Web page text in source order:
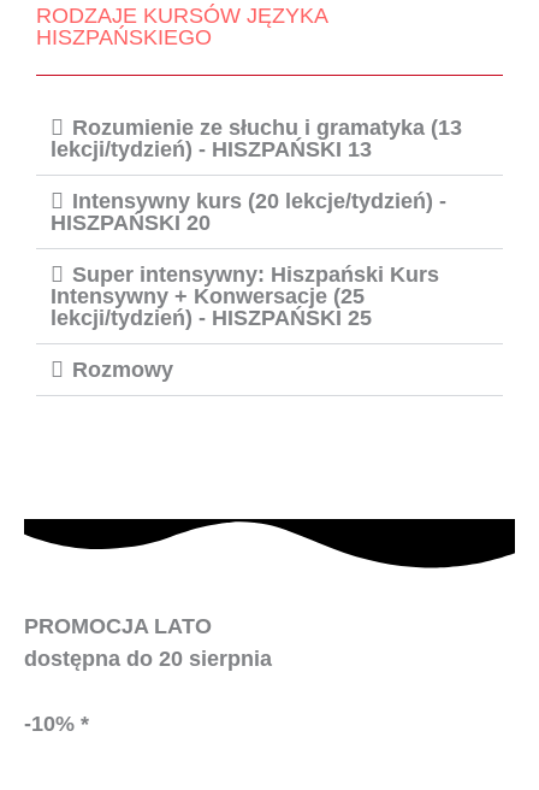
RODZAJE KURSÓW JĘZYKA
HISZPAŃSKIEGO
Rozumienie ze słuchu i gramatyka (13
lekcji/tydzień) - HISZPAŃSKI 13
Intensywny kurs (20 lekcje/tydzień) -
HISZPAŃSKI 20
Super intensywny: Hiszpański Kurs
Intensywny + Konwersacje (25
lekcji/tydzień) - HISZPAŃSKI 25
Rozmowy
PROMOCJA LATO
dostępna do 20 sierpnia
-10% *